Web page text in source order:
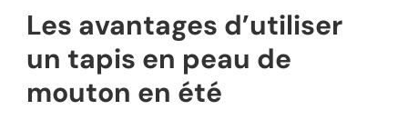
Les avantages d’utiliser
un tapis en peau de
mouton en été